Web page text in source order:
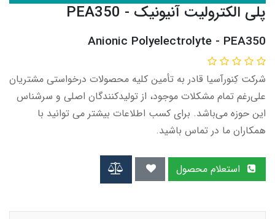
پلی الکترولیت آنیونیک - PEA350
Anionic Polyelectrolyte - PEA350
شرکت کِنورآسیا قادر به تأمین کلیه محصولات درخواستی مشتریان
علی‌رغم تمام مشکلات موجود، از تولیدکنندگان اصلی و سرشناس
این حوزه می‌باشد. برای کسب اطلاعات بیشتر می توانید با
همکاران ما در تماس باشید.